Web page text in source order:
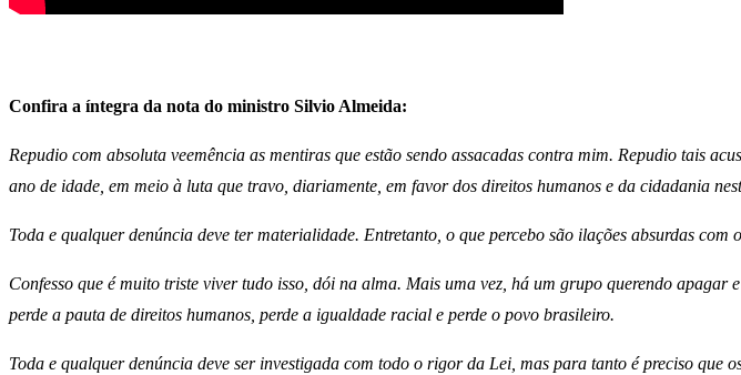
Confira a íntegra da nota do ministro Silvio Almeida:
Repudio com absoluta veemência as mentiras que estão sendo assacadas contra mim. Repudio tais
ano de idade, em meio à luta que travo, diariamente, em favor dos direitos humanos e da cidadania
Toda e qualquer denúncia deve ter materialidade. Entretanto, o que percebo são ilações absurdas
Confesso que é muito triste viver tudo isso, dói na alma. Mais uma vez, há um grupo querendo
perde a pauta de direitos humanos, perde a igualdade racial e perde o povo brasileiro.
Toda e qualquer denúncia deve ser investigada com todo o rigor da Lei, mas para tanto é preciso que